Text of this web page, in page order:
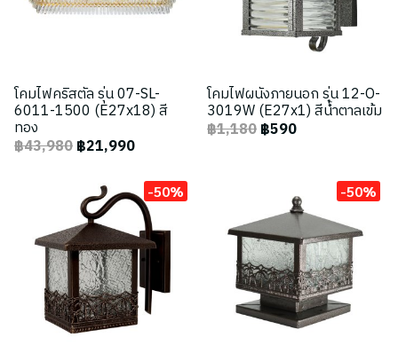
โคมไฟคริสตัล รุ่น 07-SL-
6011-1500 (E27x18) สี
ทอง
฿43,980฿21,990
โคมไฟผนังภายนอก รุ่น 12-O-
3019W (E27x1) สีน้ำตาลเข้ม
฿1,180฿590
-50% -50%